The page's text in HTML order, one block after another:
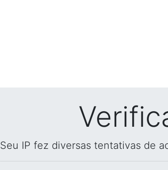
Seu IP fez diversas tentativas de